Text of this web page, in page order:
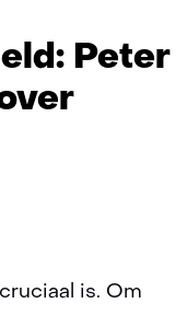
Peter
is. Om